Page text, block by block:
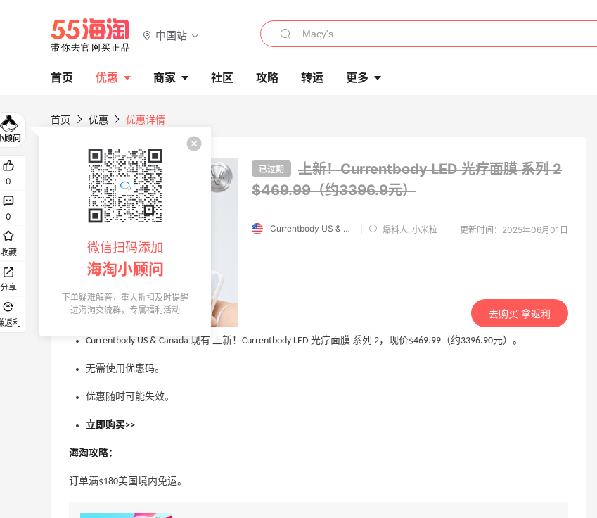
中国站
首页 优惠 商家 社区 攻略 转运 更多
首页 优惠 优惠详情
已过期
上新！Currentbody LED 光疗面膜 系列 2
$469.99（约3396.9元）
Currentbody US & Canada 爆料人: 小米粒 更新时间：2025年06月01日
去购买 拿返利
Currentbody US & Canada 现有 上新！Currentbody LED 光疗面膜 系列 2，现价$469.99（约3396.90元）。
无需使用优惠码。
优惠随时可能失效。
立即购买>>
海淘攻略：
订单满$180美国境内免运。
0
0
收藏
分享
返利
微信扫码添加
海淘小顾问
下单疑难解答，重大折扣及时提醒
进海淘交流群，专属福利活动